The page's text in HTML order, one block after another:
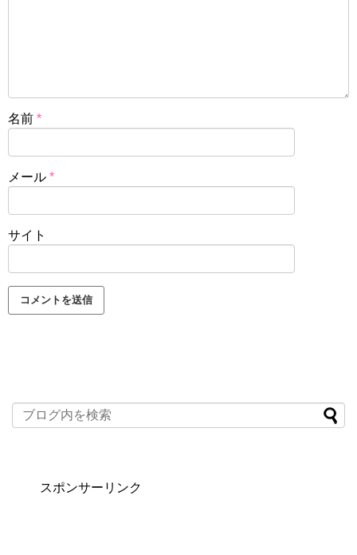
名前 *
メール *
サイト
スポンサーリンク